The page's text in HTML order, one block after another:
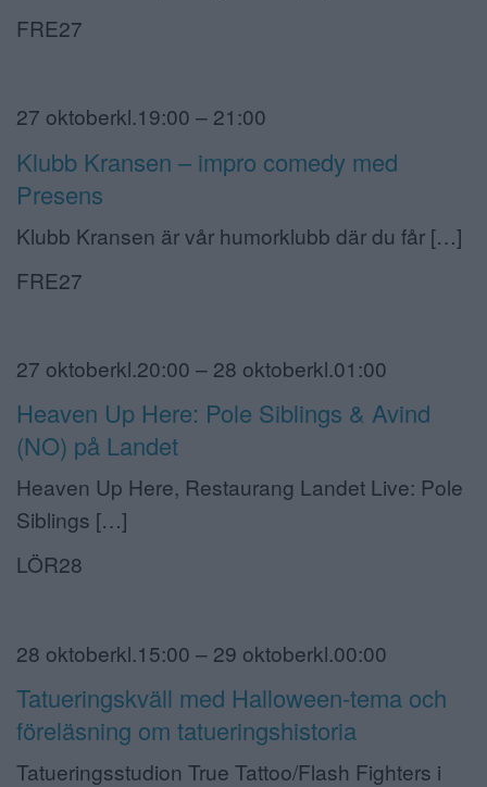
FRE27
27 oktoberkl.19:00 – 21:00
Klubb Kransen – impro comedy med
Presens
Klubb Kransen är vår humorklubb där du får […]
FRE27
27 oktoberkl.20:00 – 28 oktoberkl.01:00
Heaven Up Here: Pole Siblings & Avind
(NO) på Landet
Heaven Up Here, Restaurang Landet Live: Pole
Siblings […]
LÖR28
28 oktoberkl.15:00 – 29 oktoberkl.00:00
Tatueringskväll med Halloween-tema och
föreläsning om tatueringshistoria
Tatueringsstudion True Tattoo/Flash Fighters i